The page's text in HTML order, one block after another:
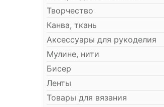
Творчество
Канва, ткань
Аксессуары для рукоделия
Мулине, нити
Бисер
Ленты
Товары для вязания